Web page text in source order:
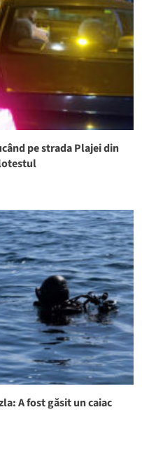
pe strada Plajei din
A fost găsit un caiac